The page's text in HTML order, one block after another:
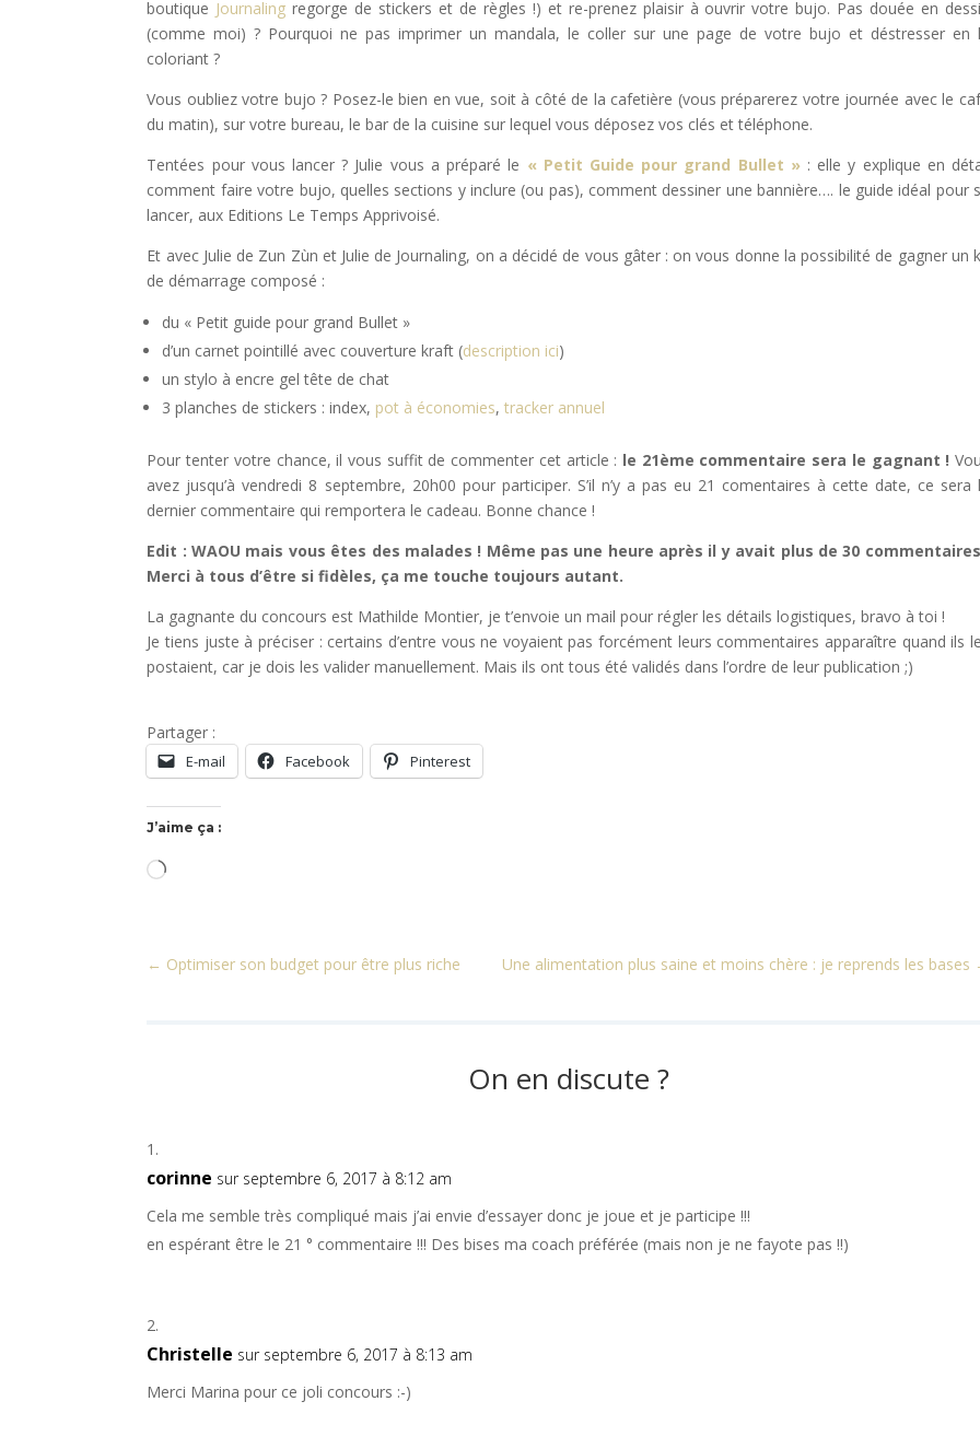
boutique Journalingregorge de stickers et de règles !) et re-prenez plaisir à ouvrir votre bujo. Pas douée en
(comme moi) ? Pourquoi ne pas imprimer un mandala, le coller sur une page de votre bujo et déstresser en
coloriant ?
Vous oubliez votre bujo ? Posez-le bien en vue, soit à côté de la cafetière (vous préparerez votre journée avec le
du matin), sur votre bureau, le bar de la cuisine sur lequel vous déposez vos clés et téléphone.
Tentées pour vous lancer ? Julie vous a préparé le « Petit Guide pour grand Bullet »: elle y explique en
comment faire votre bujo, quelles sections y inclure (ou pas), comment dessiner une bannière…. le guide idéal pour
lancer, aux Editions Le Temps Apprivoisé.
Et avec Julie de Zun Zùn et Julie de Journaling, on a décidé de vous gâter : on vous donne la possibilité de gagner un
de démarrage composé :
du « Petit guide pour grand Bullet »
d’un carnet pointillé avec couverture kraft (description ici)
un stylo à encre gel tête de chat
3 planches de stickers : index, pot à économies,tracker annuel
Pour tenter votre chance, il vous suffit de commenter cet article : le 21ème commentaire sera le gagnant !
avez jusqu’à vendredi 8 septembre, 20h00 pour participer. S’il n’y a pas eu 21 comentaires à cette date, ce sera
dernier commentaire qui remportera le cadeau. Bonne chance !
Edit : WAOU mais vous êtes des malades ! Même pas une heure après il y avait plus de 30
Merci à tous d’être si fidèles, ça me touche toujours autant.
La gagnante du concours est Mathilde Montier, je t’envoie un mail pour régler les détails logistiques, bravo à toi !
Je tiens juste à préciser : certains d’entre vous ne voyaient pas forcément leurs commentaires apparaître quand ils
postaient, car je dois les valider manuellement. Mais ils ont tous été validés dans l’ordre de leur publication ;)
Partager :
E-mail Facebook Pinterest
J’aime ça :
Chargement…
← Optimiser son budget pour être plus riche Une alimentation plus saine et moins chère : je reprends les bases
On en discute ?
corinne sur septembre 6, 2017 à 8:12 am
Cela me semble très compliqué mais j’ai envie d’essayer donc je joue et je participe !!!
en espérant être le 21 ° commentaire !!! Des bises ma coach préférée (mais non je ne fayote pas !!)
Christelle sur septembre 6, 2017 à 8:13 am
Merci Marina pour ce joli concours :-)